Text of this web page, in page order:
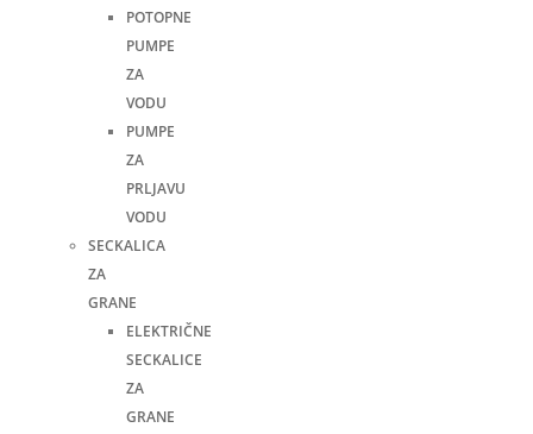
POTOPNE
PUMPE
ZA
VODU
PUMPE
ZA
PRLJAVU
VODU
SECKALICA
ZA
GRANE
ELEKTRIČNE
SECKALICE
ZA
GRANE